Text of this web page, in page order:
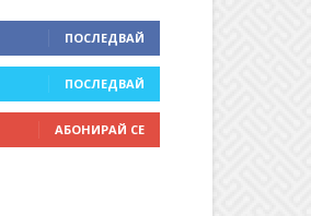
ПОСЛЕДВАЙ
ПОСЛЕДВАЙ
АБОНИРАЙ СЕ